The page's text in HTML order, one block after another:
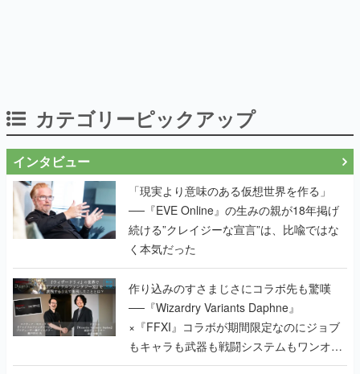
カテゴリーピックアップ
インタビュー
「現実より意味のある仮想世界を作る」
──『EVE Online』の生みの親が18年掲げ
続ける”クレイジーな宣言”は、比喩ではな
く本気だった
作り込みのすさまじさにコラボ先も驚嘆
──『Wizardry Variants Daphne』
×『FFXI』コラボが期間限定なのにジョブ
もキャラも武器も戦闘システムもワンオフ
で作り込まれた理由を両ディレクターに聞